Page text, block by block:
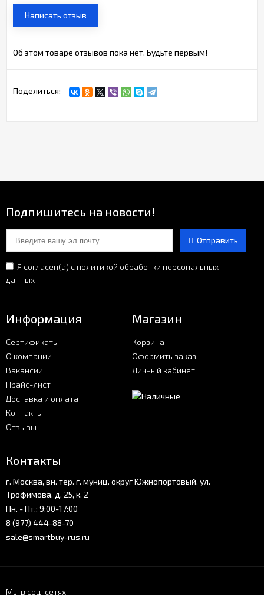
Написать отзыв
Об этом товаре отзывов пока нет. Будьте первым!
Поделиться:
Подпишитесь на новости!
Отправить
Я согласен(a) с политикой обработки персональных
данных
Информация
Сертификаты
О компании
Вакансии
Прайс-лист
Доставка и оплата
Контакты
Отзывы
Магазин
Корзина
Оформить заказ
Личный кабинет
Контакты
г. Москва, вн. тер. г. муниц. округ Южнопортовый, ул.
Трофимова, д. 25, к. 2
Пн. - Пт.: 9:00-17:00
8 (977) 444-88-70
sale@smartbuy-rus.ru
Мы в соц. сетях